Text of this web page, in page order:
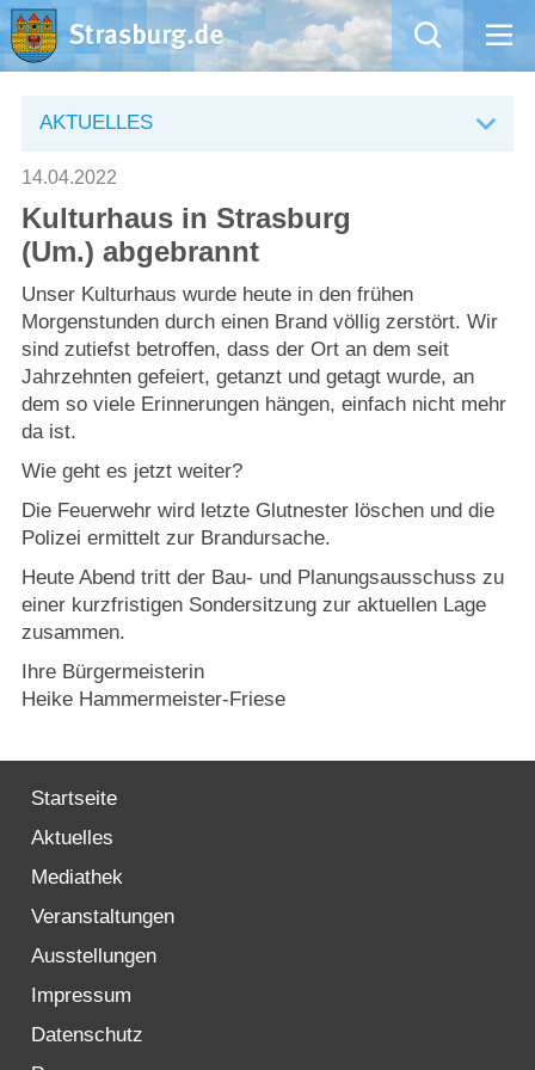
Aktuelles
Rathaus
Natur – Kultur – Tourismus
Wirtschaft
Kommentarrichtlinien und Netiquette für unsere Social Media-Kanäle
Willkommen in Strasburg (Uckermark)
Strasburger Ehrenamtspreis „SBG“
Welcome to Strasburg (Uckermark)
Ласкаво просимо до Штрасбурга (Уккермарк)
Bine ați venit în Strasburg (Uckermark)
Sprache/Language
AKTUELLES
14.04.2022
Kulturhaus in Strasburg
(Um.) abgebrannt
Unser Kulturhaus wurde heute in den frühen
Morgenstunden durch einen Brand völlig zerstört. Wir
sind zutiefst betroffen, dass der Ort an dem seit
Jahrzehnten gefeiert, getanzt und getagt wurde, an
dem so viele Erinnerungen hängen, einfach nicht mehr
da ist.
Wie geht es jetzt weiter?
Die Feuerwehr wird letzte Glutnester löschen und die
Polizei ermittelt zur Brandursache.
Heute Abend tritt der Bau- und Planungsausschuss zu
einer kurzfristigen Sondersitzung zur aktuellen Lage
zusammen.
Ihre Bürgermeisterin
Heike Hammermeister-Friese
Startseite
Aktuelles
Mediathek
Veranstaltungen
Ausstellungen
Impressum
Datenschutz